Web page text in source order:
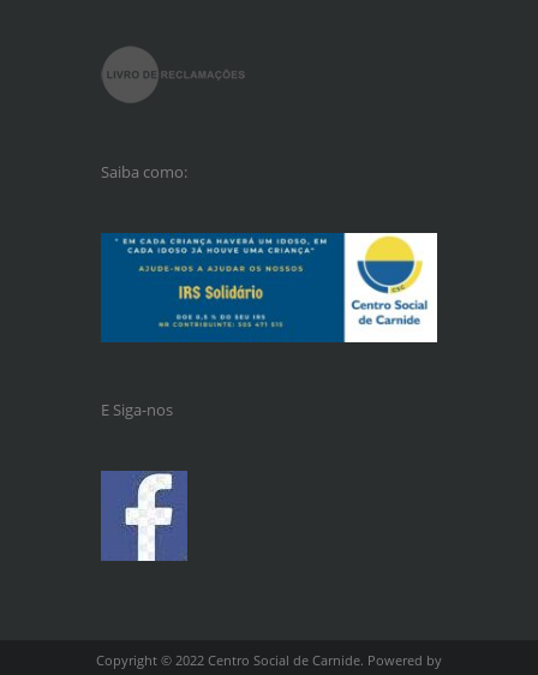
Saiba como:
E Siga-nos
Copyright © 2022 Centro Social de Carnide. Powered by